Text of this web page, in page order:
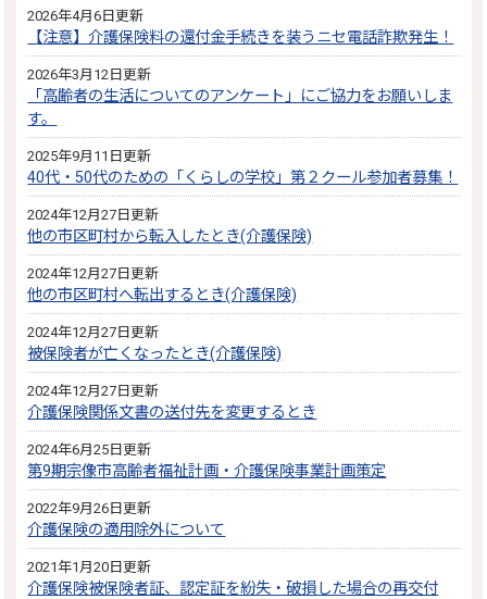
2026年4月6日更新
【注意】介護保険料の還付金手続きを装うニセ電話詐欺発生！
2026年3月12日更新
「高齢者の生活についてのアンケート」にご協力をお願いしま
す。
2025年9月11日更新
40代・50代のための「くらしの学校」第２クール参加者募集！
2024年12月27日更新
他の市区町村から転入したとき(介護保険)
2024年12月27日更新
他の市区町村へ転出するとき(介護保険)
2024年12月27日更新
被保険者が亡くなったとき(介護保険)
2024年12月27日更新
介護保険関係文書の送付先を変更するとき
2024年6月25日更新
第9期宗像市高齢者福祉計画・介護保険事業計画策定
2022年9月26日更新
介護保険の適用除外について
2021年1月20日更新
介護保険被保険者証、認定証を紛失・破損した場合の再交付